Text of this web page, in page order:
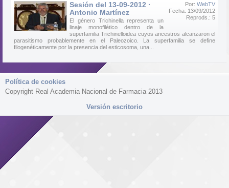
Por: WebTV
Fecha: 13/09/2012
Reprods.: 5
Sesión del 13-09-2012 ·
Antonio Martínez
El género Trichinella representa un
linaje monofilético dentro de la
superfamilia Trichinelloidea cuyos ancestros alcanzaron el
parasitismo probablemente en el Paleozoico. La superfamilia se define
filogenéticamente por la presencia del esticosoma, una...
Política de cookies
Copyright Real Academia Nacional de Farmacia 2013
Versión escritorio